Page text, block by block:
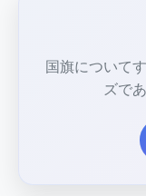
国旗について
ズで